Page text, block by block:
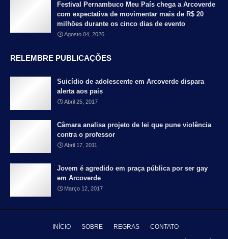
Festival Pernambuco Meu País chega a Arcoverde
com expectativa de movimentar mais de R$ 20
milhões durante os cinco dias de evento
Agosto 04, 2026
RELEMBRE PUBLICAÇÕES
Suicídio de adolescente em Arcoverde dispara
alerta aos pais
Abril 25, 2017
Câmara analisa projeto de lei que pune violência
contra o professor
Abril 17, 2011
Jovem é agredido em praça pública por ser gay
em Arcoverde
Março 12, 2017
INÍCIO SOBRE REGRAS CONTATO